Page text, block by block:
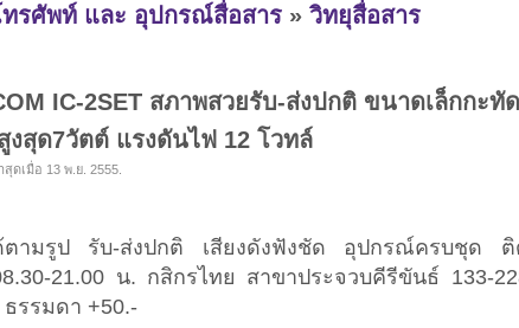
รศัพท์ และ อุปกรณ์สื่อสาร » วิทยุสื่อสาร
IC-2SET สภาพสวยรับ-ส่งปกติ ขนาดเล็กกะทั
งสุด7วัตต์ แรงดันไฟ 12 โวทล์
เมื่อ 13 พ.ย. 2555.
ตามรูป รับ-ส่งปกติ เสียงดังฟังชัด อุปกรณ์ครบชุด
21.00 น. กสิกรไทย สาขาประจวบคีรีขันธ์ 133-
รรมดา +50.-